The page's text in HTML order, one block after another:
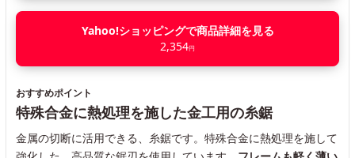
Yahoo!ショッピングで商品詳細を見る
2,354円
おすすめポイント
特殊合金に熱処理を施した金工用の糸鋸
金属の切断に活用できる、糸鋸です。特殊合金に熱処理を施して